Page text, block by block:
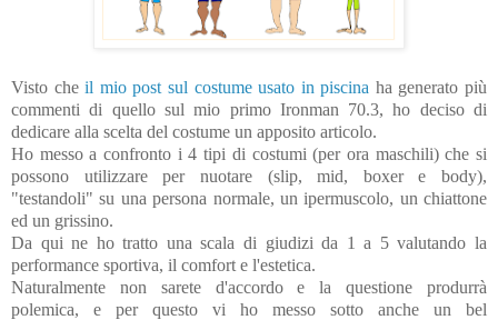
Visto cheil mio post sul costume usato in piscina ha generato più
commenti di quello sul mio primo Ironman 70.3, ho deciso di
dedicare alla scelta del costume un apposito articolo.
Ho messo a confronto i 4 tipi di costumi (per ora maschili) che si
possono utilizzare per nuotare (slip, mid, boxer e body),
"testandoli" su una persona normale, un ipermuscolo, un chiattone
ed un grissino.
Da qui ne ho tratto una scala di giudizi da 1 a 5 valutando la
performance sportiva, il comfort e l'estetica.
Naturalmente non sarete d'accordo e la questione produrrà
polemica, e per questo vi ho messo sotto anche un bel